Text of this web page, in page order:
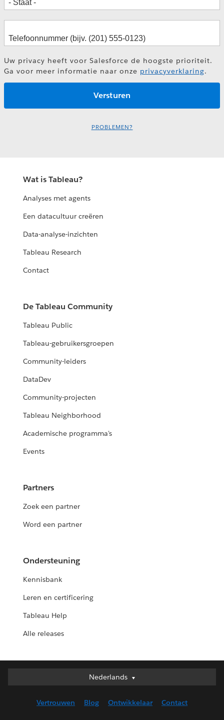
Uw privacy heeft voor Salesforce de hoogste prioriteit.
Ga voor meer informatie naar onze privacyverklaring.
PROBLEMEN?
Wat is Tableau?
Analyses met agents
Een datacultuur creëren
Data-analyse-inzichten
Tableau Research
Contact
De Tableau Community
Tableau Public
Tableau-gebruikersgroepen
Community-leiders
DataDev
Community-projecten
Tableau Neighborhood
Academische programma's
Events
Partners
Zoek een partner
Word een partner
Ondersteuning
Kennisbank
Leren en certificering
Tableau Help
Alle releases
Nederlands
Nederlands
English (UK)
Vertrouwen Blog Ontwikkelaar Contact